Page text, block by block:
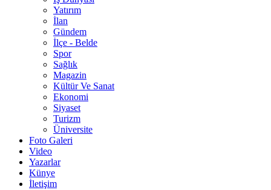
Yatırım
İlan
Gündem
İlçe - Belde
Spor
Sağlık
Magazin
Kültür Ve Sanat
Ekonomi
Siyaset
Turizm
Üniversite
Foto Galeri
Video
Yazarlar
Künye
İletişim